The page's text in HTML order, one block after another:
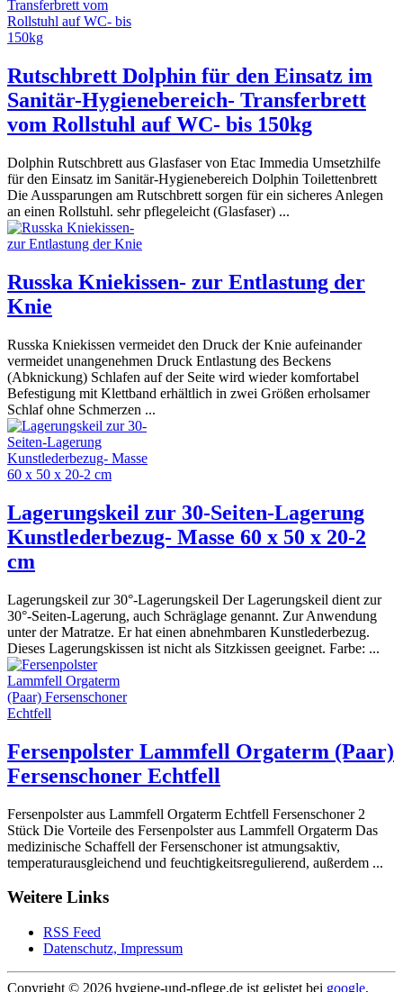
Rutschbrett Dolphin für den Einsatz im
Sanitär-Hygienebereich- Transferbrett
vom Rollstuhl auf WC- bis 150kg
Dolphin Rutschbrett aus Glasfaser von Etac Immedia Umsetzhilfe
für den Einsatz im Sanitär-Hygienebereich Dolphin Toilettenbrett
Die Aussparungen am Rutschbrett sorgen für ein sicheres Anlegen
an einen Rollstuhl. sehr pflegeleicht (Glasfaser) ...
Russka Kniekissen- zur Entlastung der
Knie
Russka Kniekissen vermeidet den Druck der Knie aufeinander
vermeidet unangenehmen Druck Entlastung des Beckens
(Abknickung) Schlafen auf der Seite wird wieder komfortabel
Befestigung mit Klettband erhältlich in zwei Größen erholsamer
Schlaf ohne Schmerzen ...
Lagerungskeil zur 30-Seiten-Lagerung
Kunstlederbezug- Masse 60 x 50 x 20-2
cm
Lagerungskeil zur 30°-Lagerungskeil Der Lagerungskeil dient zur
30°-Seiten-Lagerung, auch Schräglage genannt. Zur Anwendung
unter der Matratze. Er hat einen abnehmbaren Kunstlederbezug.
Dieses Lagerungskissen ist nicht als Sitzkissen geeignet. Farbe: ...
Fersenpolster Lammfell Orgaterm (Paar)
Fersenschoner Echtfell
Fersenpolster aus Lammfell Orgaterm Echtfell Fersenschoner 2
Stück Die Vorteile des Fersenpolster aus Lammfell Orgaterm Das
medizinische Schaffell der Fersenschoner ist atmungsaktiv,
temperaturausgleichend und feuchtigkeitsregulierend, außerdem ...
Weitere Links
RSS Feed
Datenschutz, Impressum
Copyright © 2026 hygiene-und-pflege.de ist gelistet bei google,